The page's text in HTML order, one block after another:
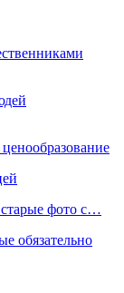
фото с…
обязательно